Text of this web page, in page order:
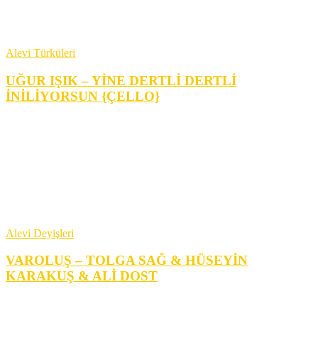
Alevi Türküleri
UĞUR IŞIK – YİNE DERTLİ DERTLİ
İNİLİYORSUN {ÇELLO}
Alevi Deyişleri
VAROLUŞ – TOLGA SAĞ & HÜSEYİN
KARAKUŞ & ALİ DOST